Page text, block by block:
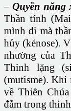
– Quyền năng
Thần tính
mình đi mà
hủy (kénose).
nhường của
Thinh lặng
(mutisme). Khi
về Thiên
đắm trong